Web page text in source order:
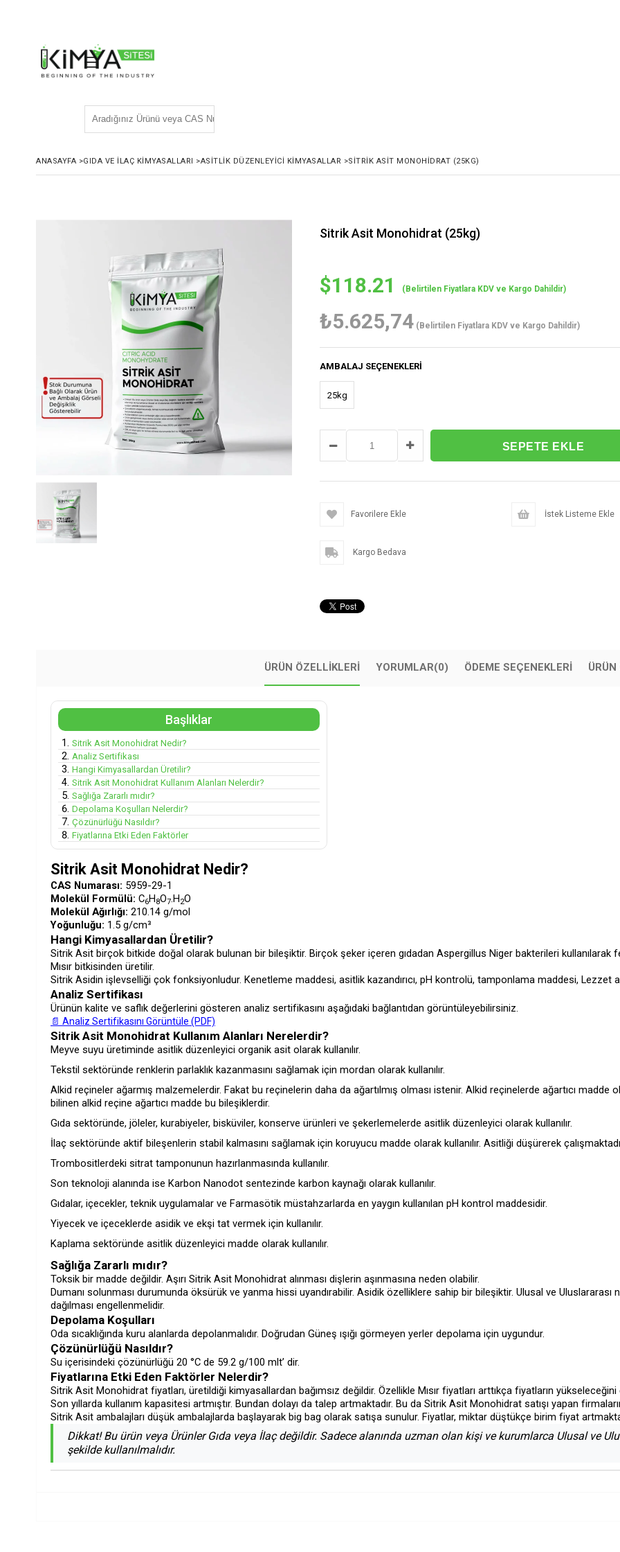
ANASAYFA >GIDA VE İLAÇ KIMYASALLARI >ASITLIK DÜZENLEYICI KIMYASALLAR >SITRIK ASIT MONOHIDRAT (25KG)
Sitrik Asit Monohidrat (25kg)
$118.21 (Belirtilen Fiyatlara KDV ve Kargo Dahildir)
₺5.625,74 (Belirtilen Fiyatlara KDV ve Kargo Dahildir)
AMBALAJ SEÇENEKLERI
25kg
Favorilere Ekle İstek Listeme Ekle
Kargo Bedava
ÜRÜN ÖZELLIKLERI YORUMLAR(0) ÖDEME SEÇENEKLERI ÜRÜN
Başlıklar
Sitrik Asit Monohidrat Nedir?
Analiz Sertifikası
Hangi Kimyasallardan Üretilir?
Sitrik Asit Monohidrat Kullanım Alanları Nelerdir?
Sağlığa Zararlı mıdır?
Depolama Koşulları Nelerdir?
Çözünürlüğü Nasıldır?
Fiyatlarına Etki Eden Faktörler
Sitrik Asit Monohidrat Nedir?
CAS Numarası: 5959-29-1
Molekül Formülü: C6H8O7.H2O
Molekül Ağırlığı: 210.14 g/mol
Yoğunluğu: 1.5 g/cm³
Hangi Kimyasallardan Üretilir?
Sitrik Asit birçok bitkide doğal olarak bulunan bir bileşiktir. Birçok şeker içeren gıdadan Aspergillus Niger bakterileri
Mısır bitkisinden üretilir.
Sitrik Asidin işlevselliği çok fonksiyonludur. Kenetleme maddesi, asitlik kazandırıcı, pH kontrolü, tamponlama maddesi, Lezzet
Analiz Sertifikası
Ürünün kalite ve saflık değerlerini gösteren analiz sertifikasını aşağıdaki bağlantıdan görüntüleyebilirsiniz.
📄 Analiz Sertifikasını Görüntüle (PDF)
Sitrik Asit Monohidrat Kullanım Alanları Nerelerdir?
Meyve suyu üretiminde asitlik düzenleyici organik asit olarak kullanılır.
Tekstil sektöründe renklerin parlaklık kazanmasını sağlamak için mordan olarak kullanılır.
Alkid reçineler ağarmış malzemelerdir. Fakat bu reçinelerin daha da ağartılmış olması istenir. Alkid reçinelerde ağartıcı madde
bilinen alkid reçine ağartıcı madde bu bileşiklerdir.
Gıda sektöründe, jöleler, kurabiyeler, bisküviler, konserve ürünleri ve şekerlemelerde asitlik düzenleyici olarak kullanılır.
İlaç sektöründe aktif bileşenlerin stabil kalmasını sağlamak için koruyucu madde olarak kullanılır. Asitliği düşürerek
Trombositlerdeki sitrat tamponunun hazırlanmasında kullanılır.
Son teknoloji alanında ise Karbon Nanodot sentezinde karbon kaynağı olarak kullanılır.
Gıdalar, içecekler, teknik uygulamalar ve Farmasötik müstahzarlarda en yaygın kullanılan pH kontrol maddesidir.
Yiyecek ve içeceklerde asidik ve ekşi tat vermek için kullanılır.
Kaplama sektöründe asitlik düzenleyici madde olarak kullanılır.
Sağlığa Zararlı mıdır?
Toksik bir madde değildir. Aşırı Sitrik Asit Monohidrat alınması dişlerin aşınmasına neden olabilir.
Dumanı solunması durumunda öksürük ve yanma hissi uyandırabilir. Asidik özelliklere sahip bir bileşiktir. Ulusal ve Uluslararası
dağılması engellenmelidir.
Depolama Koşulları
Oda sıcaklığında kuru alanlarda depolanmalıdır. Doğrudan Güneş ışığı görmeyen yerler depolama için uygundur.
Çözünürlüğü Nasıldır?
Su içerisindeki çözünürlüğü 20 °C de 59.2 g/100 mlt’ dir.
Fiyatlarına Etki Eden Faktörler Nelerdir?
Sitrik Asit Monohidrat fiyatları, üretildiği kimyasallardan bağımsız değildir. Özellikle Mısır fiyatları arttıkça fiyatların
Son yıllarda kullanım kapasitesi artmıştır. Bundan dolayı da talep artmaktadır. Bu da Sitrik Asit Monohidrat satışı yapan
Sitrik Asit ambalajları düşük ambalajlarda başlayarak big bag olarak satışa sunulur. Fiyatlar, miktar düştükçe birim fiyat
Dikkat! Bu ürün veya Ürünler Gıda veya İlaç değildir. Sadece alanında uzman olan kişi ve kurumlarca Ulusal ve
şekilde kullanılmalıdır.